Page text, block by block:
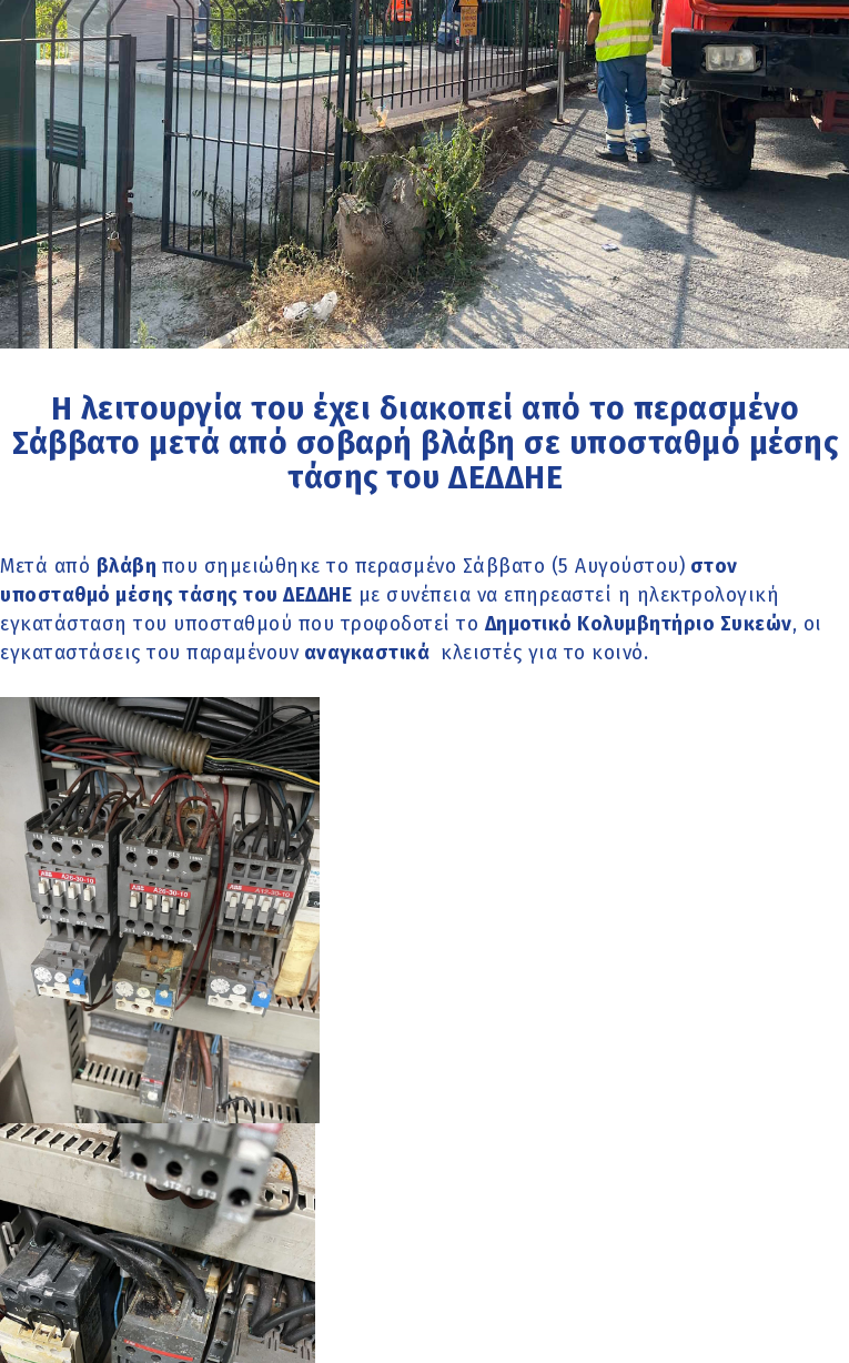
Η λειτουργία του έχει διακοπεί από το περασμένο
Σάββατο μετά από σοβαρή βλάβη σε υποσταθμό μέσης
τάσης του ΔΕΔΔΗΕ
Μετά από βλάβη που σημειώθηκε το περασμένο Σάββατο (5 Αυγούστου) στον
υποσταθμό μέσης τάσης του ΔΕΔΔΗΕ με συνέπεια να επηρεαστεί η ηλεκτρολογική
εγκατάσταση του υποσταθμού που τροφοδοτεί το Δημοτικό Κολυμβητήριο Συκεών, οι
εγκαταστάσεις του παραμένουν αναγκαστικά κλειστές για το κοινό.